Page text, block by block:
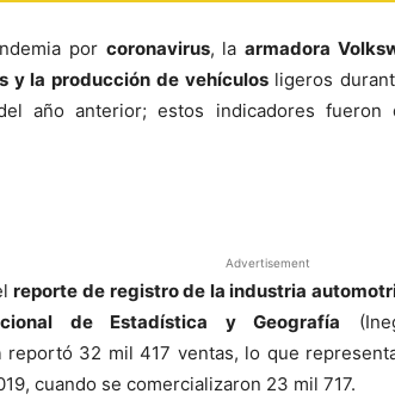
por coronavirus, la armadora
y la producción de vehículosligeros
año anterior; estos indicadores
Advertisement
reporte de registro de la industria
de Estadística y Geografía
reportó 32 mil 417 ventas, lo que
cuando se comercializaron 23 mil 717.